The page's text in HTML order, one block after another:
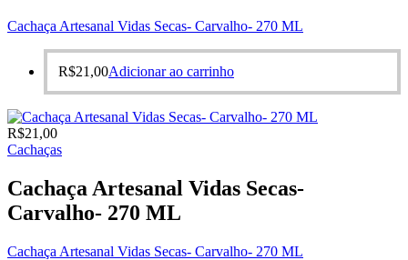
Cachaça Artesanal Vidas Secas- Carvalho- 270 ML
R$21,00Adicionar ao carrinho
R$21,00
Cachaças
Cachaça Artesanal Vidas Secas-
Carvalho- 270 ML
Cachaça Artesanal Vidas Secas- Carvalho- 270 ML